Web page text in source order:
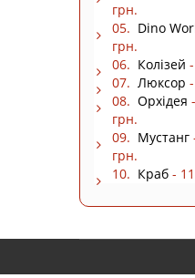
грн.
05. Dino
грн.
06. Колізей
07. Люксор
08. Орхідея
грн.
09. Мустанг
грн.
10. Краб -